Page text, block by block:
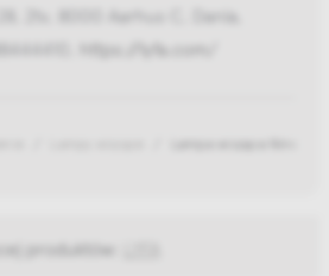
28, 2tv, 8000 Aarhus C, Dania,
https://lyfa.com/
Lampa wisząca
produktów: